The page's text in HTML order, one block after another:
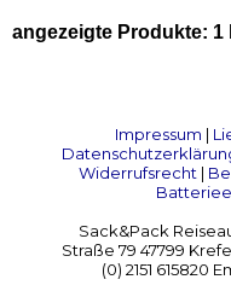
angezeigte Produkte: 1
Impressum |
Widerrufsrecht|
Sack&Pack
Straße 79 47799
(0) 2151 615820